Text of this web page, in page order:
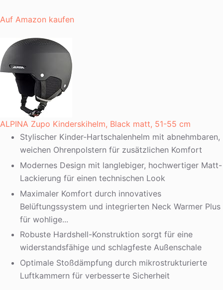
Auf Amazon kaufen
ALPINA Zupo Kinderskihelm, Black matt, 51-55 cm
Stylischer Kinder-Hartschalenhelm mit abnehmbaren,
weichen Ohrenpolstern für zusätzlichen Komfort
Modernes Design mit langlebiger, hochwertiger Matt-
Lackierung für einen technischen Look
Maximaler Komfort durch innovatives
Belüftungssystem und integrierten Neck Warmer Plus
für wohlige...
Robuste Hardshell-Konstruktion sorgt für eine
widerstandsfähige und schlagfeste Außenschale
Optimale Stoßdämpfung durch mikrostrukturierte
Luftkammern für verbesserte Sicherheit